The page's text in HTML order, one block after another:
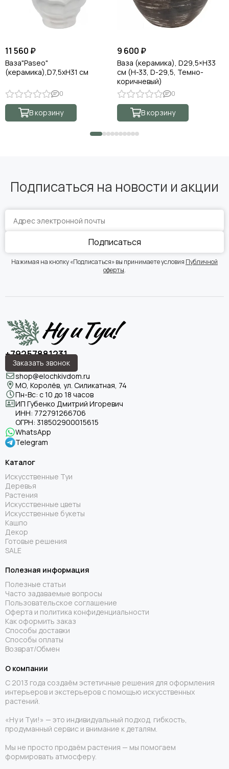
11 560 ₽
Ваза"Paseo"
(керамика),D7,5хН31 см
0
В корзину
9 600 ₽
Ваза (керамика), D29,5×Н33
см (H-33, D-29,5, Темно-
коричневый)
0
В корзину
Подписаться на новости и акции
Подписаться
Нажимая на кнопку «Подписаться» вы принимаете условия Публичной
оферты.
+79257881231
Заказать звонок
shop@elochkivdom.ru
МО, Королёв, ул. Силикатная, 74
Пн-Вс: с 10 до 18 часов
ИП Губенко Дмитрий Игоревич
ИНН: 772791266706
ОГРН: 318502900015615
WhatsApp
Telegram
Каталог
Искусственные Туи
Деревья
Растения
Искусственные цветы
Искусственные букеты
Кашпо
Декор
Готовые решения
SALE
Полезная информация
Полезные статьи
Часто задаваемые вопросы
Пользовательское соглашение
Оферта и политика конфиденциальности
Как оформить заказ
Способы доставки
Способы оплаты
Возврат/Обмен
О компании
С 2013 года создаём эстетичные решения для оформления
интерьеров и экстерьеров с помощью искусственных
растений.
«Ну и Туи!» — это индивидуальный подход, гибкость,
продуманный сервис и внимание к деталям.
Мы не просто продаём растения — мы помогаем
формировать атмосферу.